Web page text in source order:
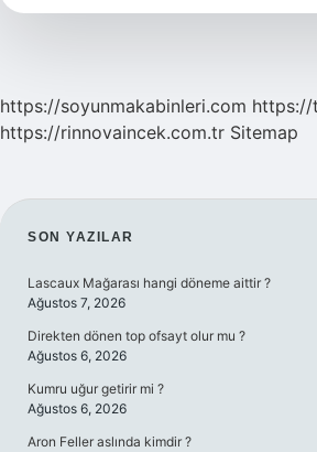
https://soyunmakabinleri.com https://
https://rinnovaincek.com.tr Sitemap
SIDEBAR
SON YAZILAR
Lascaux Mağarası hangi döneme aittir ?
Ağustos 7, 2026
Direkten dönen top ofsayt olur mu ?
Ağustos 6, 2026
Kumru uğur getirir mi ?
Ağustos 6, 2026
Aron Feller aslında kimdir ?